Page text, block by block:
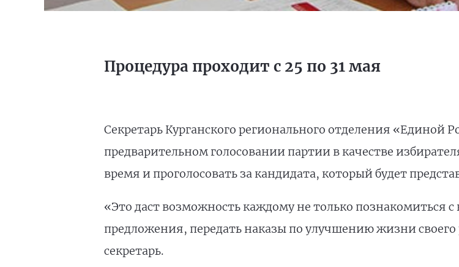
Процедура проходит с 25 по 31 мая
Секретарь Курганского регионального отделения «Единой
предварительном голосовании партии в качестве
время и проголосовать за кандидата, который будет
«Это даст возможность каждому не только познакомиться
предложения, передать наказы по улучшению жизни своего
секретарь.